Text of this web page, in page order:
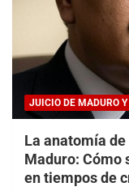
JUICIO DE MADURO
La anatomía
Maduro: Cómo
en tiempos de